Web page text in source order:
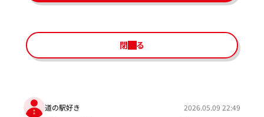
閉じる
道の駅好き 2026.05.09 22:49